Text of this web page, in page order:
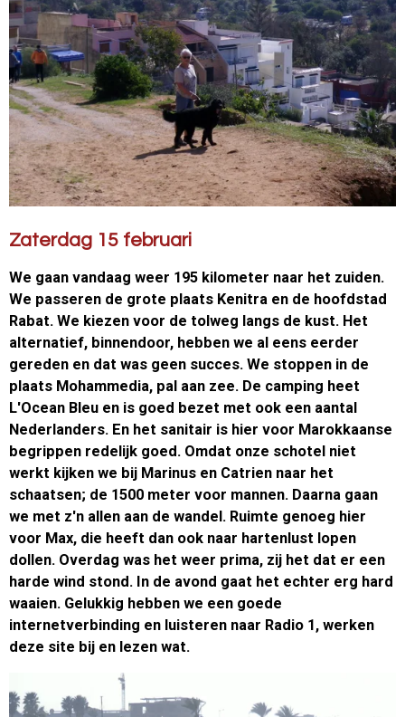
Zaterdag 15 februari
We gaan vandaag weer 195 kilometer naar het zuiden.
We passeren de grote plaats Kenitra en de hoofdstad
Rabat. We kiezen voor de tolweg langs de kust. Het
alternatief, binnendoor, hebben we al eens eerder
gereden en dat was geen succes. We stoppen in de
plaats Mohammedia, pal aan zee. De camping heet
L'Ocean Bleu en is goed bezet met ook een aantal
Nederlanders. En het sanitair is hier voor Marokkaanse
begrippen redelijk goed. Omdat onze schotel niet
werkt kijken we bij Marinus en Catrien naar het
schaatsen; de 1500 meter voor mannen. Daarna gaan
we met z'n allen aan de wandel. Ruimte genoeg hier
voor Max, die heeft dan ook naar hartenlust lopen
dollen. Overdag was het weer prima, zij het dat er een
harde wind stond. In de avond gaat het echter erg hard
waaien. Gelukkig hebben we een goede
internetverbinding en luisteren naar Radio 1, werken
deze site bij en lezen wat.